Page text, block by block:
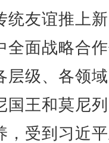
统友谊推上
全面战略合
层级、各领
国王和莫尼
，受到习近